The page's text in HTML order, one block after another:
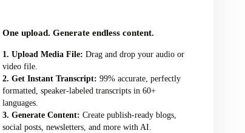
One upload. Generate endless content.
Upload Media File: Drag and drop your audio or
video file.
Get Instant Transcript: 99% accurate, perfectly
formatted, speaker-labeled transcripts in 60+
languages.
Generate Content: Create publish-ready blogs,
social posts, newsletters, and more with AI.